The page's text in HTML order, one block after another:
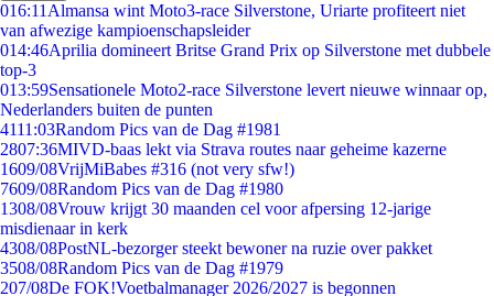
016:11 Almansa wint Moto3-race Silverstone, Uriarte profiteert niet
van afwezige kampioenschapsleider
014:46Aprilia domineert Britse Grand Prix op Silverstone met dubbele
top-3
013:59Sensationele Moto2-race Silverstone levert nieuwe winnaar op,
Nederlanders buiten de punten
4111:03Random Pics van de Dag #1981
2807:36MIVD-baas lekt via Strava routes naar geheime kazerne
1609/08VrijMiBabes #316 (not very sfw!)
7609/08Random Pics van de Dag #1980
1308/08Vrouw krijgt 30 maanden cel voor afpersing 12-jarige
misdienaar in kerk
4308/08PostNL-bezorger steekt bewoner na ruzie over pakket
3508/08Random Pics van de Dag #1979
207/08De FOK!Voetbalmanager 2026/2027 is begonnen